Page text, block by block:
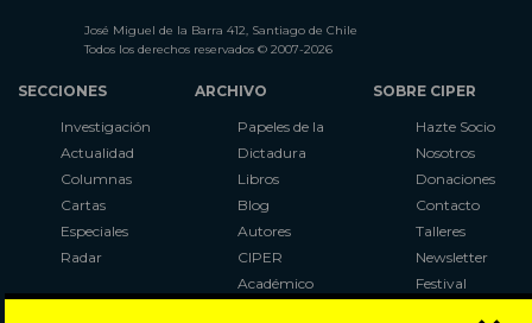
José Miguel de la Barra 412, Santiago de Chile
Todos los derechos reservados © 2007-2026
SECCIONES
Investigación
Actualidad
Columnas
Cartas
Especiales
Radar
ARCHIVO
Papeles de la
Dictadura
Libros
Blog
Autores
CIPER
Académico
SOBRE CIPER
Hazte Socio
Nosotros
Donaciones
Contacto
Talleres
Newsletter
Festival